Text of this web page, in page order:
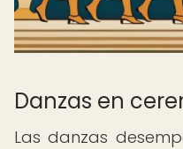
Danzas en
Las danzas